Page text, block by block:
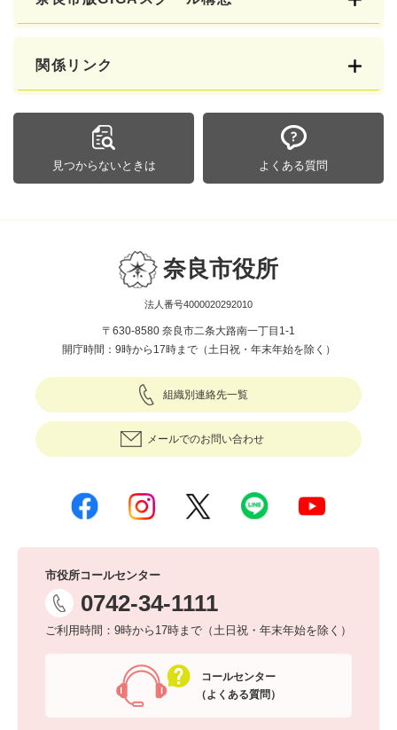
関係リンク
見つからないときは よくある質問
奈良市役所
法人番号4000020292010
〒630-8580 奈良市二条大路南一丁目1-1
開庁時間：9時から17時まで（土日祝・年末年始を除く）
組織別連絡先一覧
メールでのお問い合わせ
市役所コールセンター
0742-34-1111
ご利用時間：9時から17時まで（土日祝・年末年始を除く）
コールセンター
（よくある質問）